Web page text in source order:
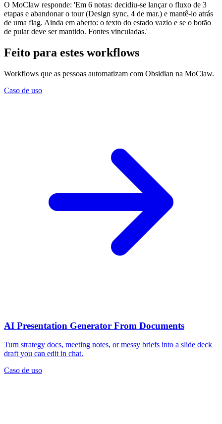
O MoClaw responde: 'Em 6 notas: decidiu-se lançar o fluxo de 3
etapas e abandonar o tour (Design sync, 4 de mar.) e mantê-lo atrás
de uma flag. Ainda em aberto: o texto do estado vazio e se o botão
de pular deve ser mantido. Fontes vinculadas.'
Feito para estes workflows
Workflows que as pessoas automatizam com Obsidian na MoClaw.
Caso de uso
AI Presentation Generator From Documents
Turn strategy docs, meeting notes, or messy briefs into a slide deck
draft you can edit in chat.
Caso de uso